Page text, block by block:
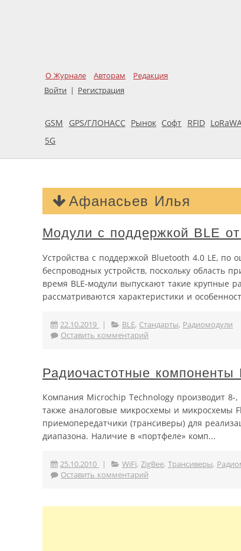
О Журнале Авторам
Редакция
Войти | Регистрация
GSM GPS/ГЛОНАСС Рынок Софт RFID
5G
Афанасьев Илья
Модули с поддержкой BLE
Устройства с поддержкой Bluetooth 4.0 LE, по
беспроводных устройств, поскольку область
время BLE-модули выпускают такие крупные
рассматриваются характеристики и
22.10.2019 | BLE, Стандарты, Радиомодули
Оставить комментарий
Радиочастотные компоненты
Компания Microchip Technology производит
также аналоговые микросхемы и микросхемы
приемопередатчики (трансиверы) для
диапазона. Наличие в «портфеле» комп...
25.10.2010 WiFi, ZigBee, Трансиверы,
Оставить комментарий